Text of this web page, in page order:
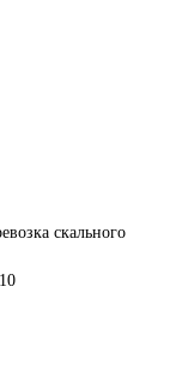
скального